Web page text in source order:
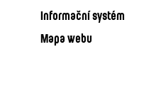
Informační systém
Mapa webu